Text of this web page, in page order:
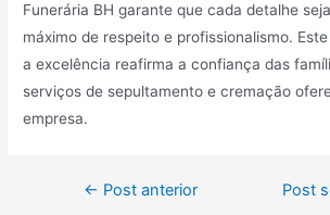
Funerária BH garante que cada detalhe
máximo de respeito e profissionalismo.
a excelência reafirma a confiança das
serviços de sepultamento e cremação
empresa.
Navegação
← Post anterior Post